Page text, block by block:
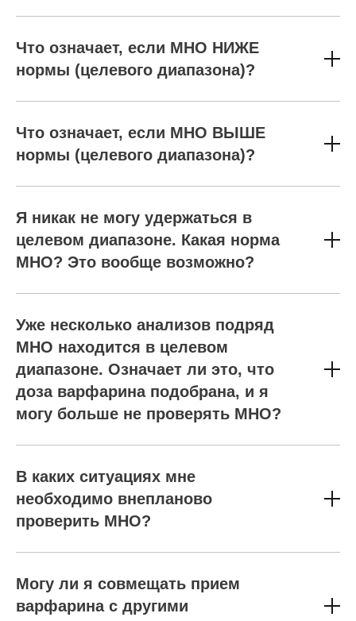
Что означает, если МНО НИЖЕ
нормы (целевого диапазона)?
Что означает, если МНО ВЫШЕ
нормы (целевого диапазона)?
Я никак не могу удержаться в
целевом диапазоне. Какая норма
МНО? Это вообще возможно?
Уже несколько анализов подряд
МНО находится в целевом
диапазоне. Означает ли это, что
доза варфарина подобрана, и я
могу больше не проверять МНО?
В каких ситуациях мне
необходимо внепланово
проверить МНО?
Могу ли я совмещать прием
варфарина с другими